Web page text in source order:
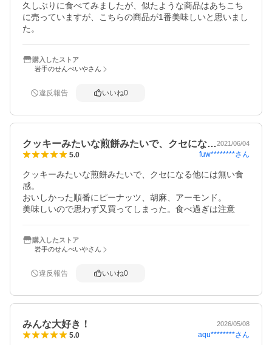
久しぶりに食べてみましたが、似たような商品はあちこち
に売っていますが、こちらの商品が1番美味しいと思いまし
た。
購入したストア
岩手のせんべいやさん
違反報告 いいね0
クッキーみたいな煎餅みたいで、クセにな…2021/06/04
5.0 fuw********さん
クッキーみたいな煎餅みたいで、クセになる他には無い食
感。
おいしかった順番にピーナッツ、胡麻、アーモンド。
美味しいので思わず又買ってしまった。食べ過ぎは注意
購入したストア
岩手のせんべいやさん
違反報告 いいね0
みんな大好き！ 2026/05/08
5.0 aqu********さん